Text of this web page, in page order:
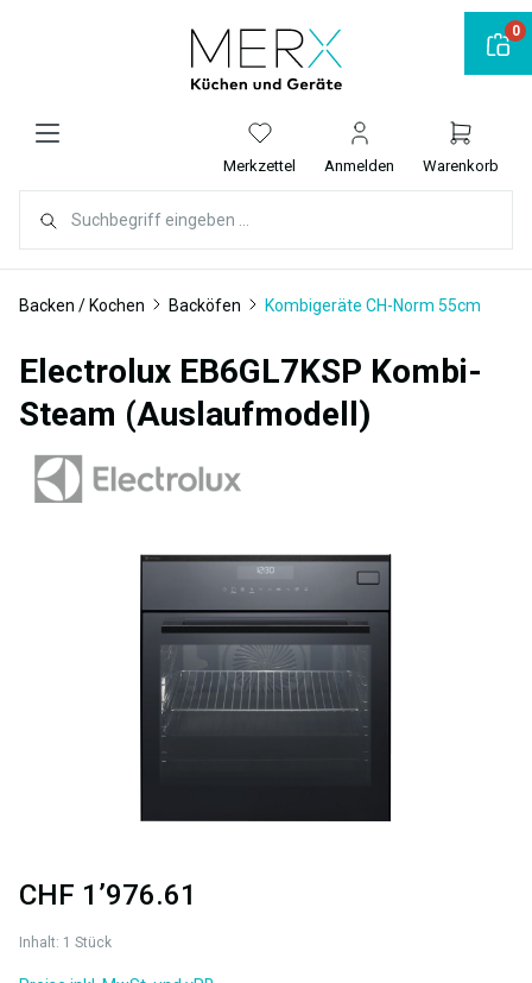
Merkzettel Anmelden Warenkorb
Backen / Kochen Backöfen Kombigeräte CH-Norm 55cm
Electrolux EB6GL7KSP Kombi-
Steam (Auslaufmodell)
Bildergalerie überspringen
CHF 1’976.61
Inhalt: 1 Stück
0